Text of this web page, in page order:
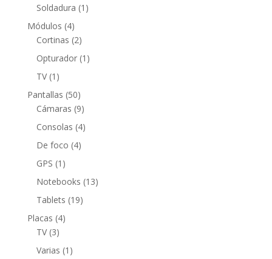
producto
Soldadura 1 1
Módulos 44
productos
Cortinas 22
productos
Opturador 1 1
TV 1 1
producto
Pantallas 5050
productos
Cámaras 99
productos
Consolas 44
De foco 44
GPS 1 1
producto
Notebooks 1313
Tablets 1919
Placas 44
TV 33
productos
Varias 1 1